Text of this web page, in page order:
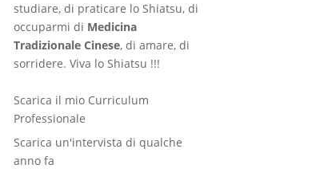
studiare, di praticare lo Shiatsu, di
occuparmi di Medicina
Tradizionale Cinese, di amare, di
sorridere. Viva lo Shiatsu !!!
Scarica il mio Curriculum
Professionale
Scarica un'intervista di qualche
anno fa